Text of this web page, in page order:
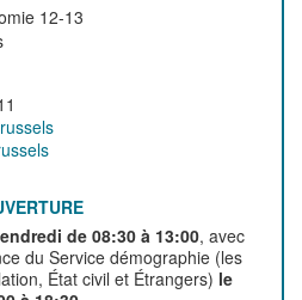
12-13
de 08:30 à 13:00, avec
du Service démographie (les
État civil et Étrangers) le